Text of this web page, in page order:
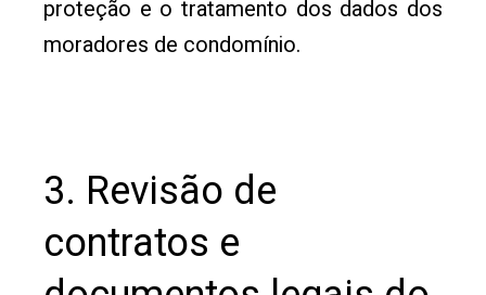
proteção e o tratamento dos dados dos
moradores de condomínio.
3. Revisão de
contratos e